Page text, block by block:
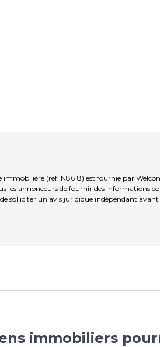
immobilière (réf: N8618) est fournie par
les annonceurs de fournir des informations
solliciter un avis juridique indépendant
immobiliers